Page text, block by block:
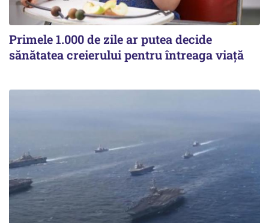
Primele 1.000 de zile ar putea decide
sănătatea creierului pentru întreaga viață